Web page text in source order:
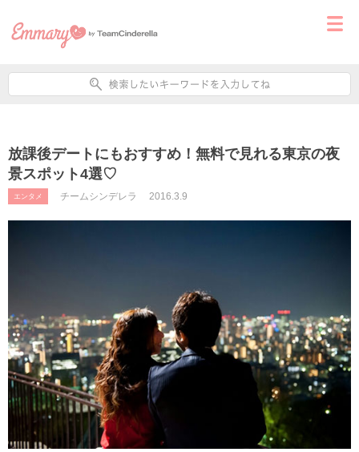
放課後デートにもおすすめ！無料で見れる東京の夜
景スポット4選♡
エンタメ チームシンデレラ 2016.3.9